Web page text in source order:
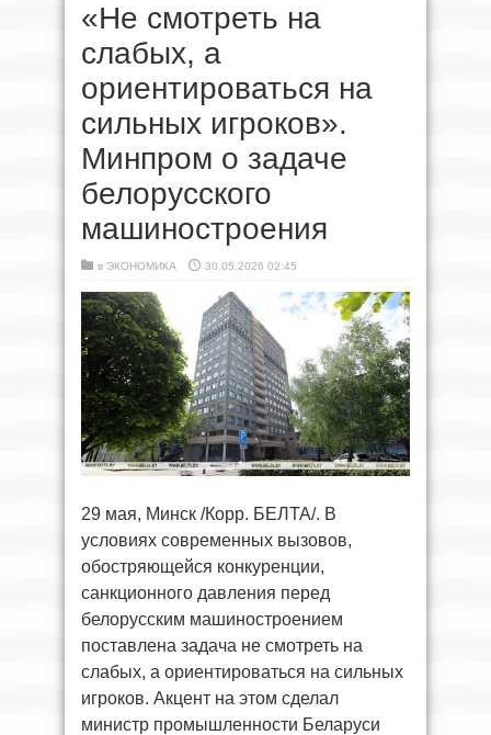
«Не смотреть на
слабых, а
ориентироваться на
сильных игроков».
Минпром о задаче
белорусского
машиностроения
в ЭКОНОМИКА 30.05.2026 02:45
29 мая, Минск /Корр. БЕЛТА/. В
условиях современных вызовов,
обостряющейся конкуренции,
санкционного давления перед
белорусским машиностроением
поставлена задача не смотреть на
слабых, а ориентироваться на сильных
игроков. Акцент на этом сделал
министр промышленности Беларуси